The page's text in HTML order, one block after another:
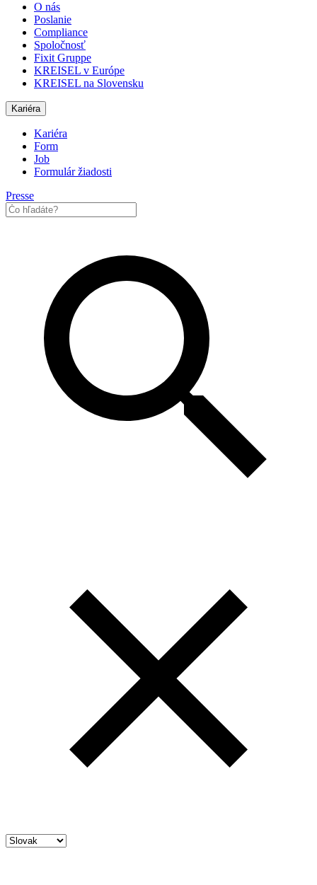
O nás
Poslanie
Compliance
Spoločnosť
Fixit Gruppe
KREISEL v Európe
KREISEL na Slovensku
Kariéra
Kariéra
Form
Job
Formulár žiadosti
Presse